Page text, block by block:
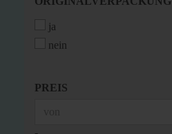
ja
nein
PREIS
PREIS